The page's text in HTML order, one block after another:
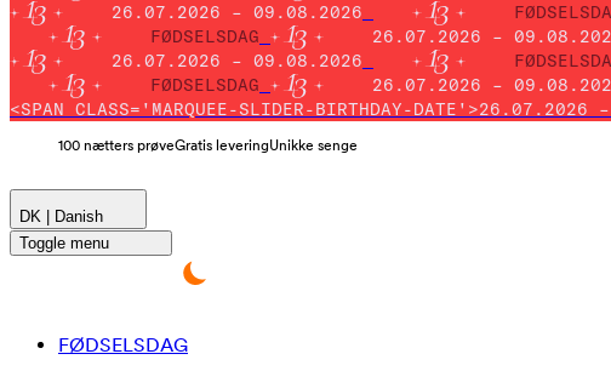
26.07.2026 – 09.08.2026
FØDSELSDAG
26.07.2026 –
26.07.2026 – 09.08.2026
FØDSELSDAG
26.07.2026 –
<SPAN CLASS='MARQUEE-SLIDER-BIRTHDAY-DATE'>26.07.2026
100 nætters prøveGratis leveringUnikke senge
DK | Danish
Toggle menu
FØDSELSDAG